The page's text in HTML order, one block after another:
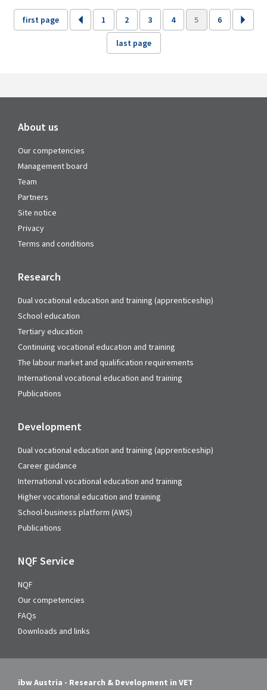
first page 1 2 3 4 5 6
last page
About us
Our competencies
Management board
Team
Partners
Site notice
Privacy
Terms and conditions
Research
Dual vocational education and training (apprenticeship)
School education
Tertiary education
Continuing vocational education and training
The labour market and qualification requirements
International vocational education and training
Publications
Development
Dual vocational education and training (apprenticeship)
Career guidance
International vocational education and training
Higher vocational education and training
School-business platform (AWS)
Publications
NQF Service
NQF
Our competencies
FAQs
Downloads and links
ibw Austria - Research & Development in VET